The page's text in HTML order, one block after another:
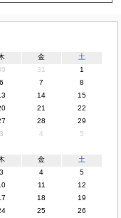
金
土
31
1
6 7
8
14
15
21
22
28
29
3 4
5
金
土
3 4
5
11
12
18
19
25
26